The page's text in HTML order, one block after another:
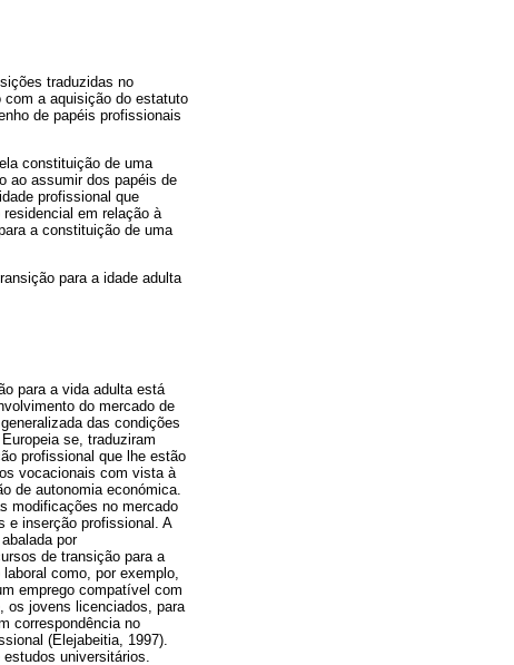
traduzidas no
a aquisição do estatuto
de papéis profissionais
constituição de uma
ao assumir dos papéis de
profissional que
em relação à
a constituição de uma
para a idade adulta
para a vida adulta está
do mercado de
das condições
se, traduziram
profissional que lhe estão
vocacionais com vista à
de autonomia económica.
modificações no mercado
e inserção profissional. A
por
de transição para a
como, por exemplo,
emprego compatível com
os jovens licenciados, para
correspondência no
(Elejabeitia, 1997).
universitários.